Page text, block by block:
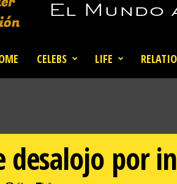
CELEBS LIFE
desalojo por